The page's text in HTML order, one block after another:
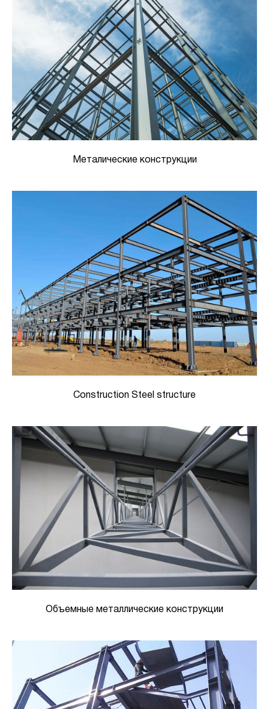
Металические конструкции
Construction Steel structure
Объемные металлические конструкции